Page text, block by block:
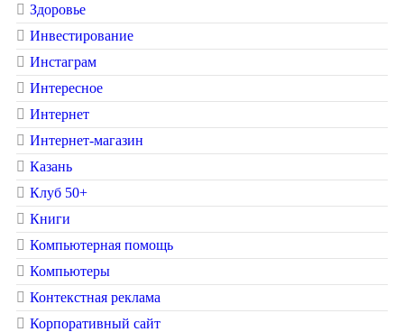
Здоровье
Инвестирование
Инстаграм
Интересное
Интернет
Интернет-магазин
Казань
Клуб 50+
Книги
Компьютерная помощь
Компьютеры
Контекстная реклама
Корпоративный сайт